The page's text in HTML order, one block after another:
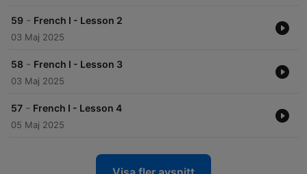
59 - French I - Lesson 2
03 Maj 2025
58 - French I - Lesson 3
03 Maj 2025
57 - French I - Lesson 4
05 Maj 2025